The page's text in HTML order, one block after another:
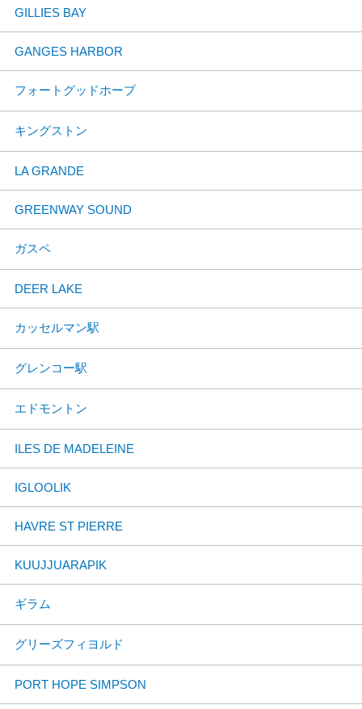
GILLIES BAY
GANGES HARBOR
フォートグッドホープ
キングストン
LA GRANDE
GREENWAY SOUND
ガスペ
DEER LAKE
カッセルマン駅
グレンコー駅
エドモントン
ILES DE MADELEINE
IGLOOLIK
HAVRE ST PIERRE
KUUJJUARAPIK
ギラム
グリーズフィヨルド
PORT HOPE SIMPSON